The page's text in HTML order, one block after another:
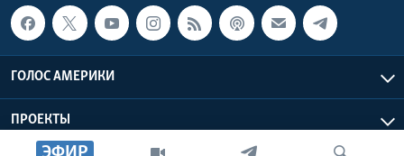
ГОЛОС АМЕРИКИ
ПРОЕКТЫ